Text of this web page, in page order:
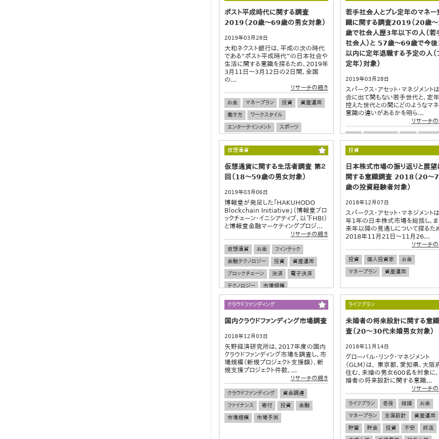
ポスト平成時代に関する調査
2019（20歳～69歳の男女対象）
2019年03月28日
大和ネクスト銀行は、平成の次の時代
である“ポスト平成時代”の日本社会や
生活に関する意識を探るため、2019年
3月11日～3月12日の2日間、全国
の...
リサーチの続き
お金 マネープラン 投資
資産運用
働き方
ワークスタイル
エンターテインメント
スポーツ
若手社会人とプレ定年のマネー
識に関する調査2019（20歳
歳で社会人歴3年以下の人（若
社会人）と 57歳～69歳で今
以内に定年退職する予定の人（
定年）対象）
2019年03月28日
スパークス・アセット・マネジメント
会に出て間もない若手世代と、定
控えた世代との間にどのようなマ
意識の違いがあるかを明ら...
リサーチ
お金 マネープラン 投資
資産運
金銭感覚
仮想通貨
仮想通貨に関する生活者調査 第２
回（18～59歳の男女対象）
2019年03月06日
博報堂が発足した「HAKUHODO
Blockchain Initiative」（博報堂ブロ
ックチェーン・イニシアティブ、以下HBI）
と博報堂金融マーケティングプロジ...
リサーチの続き
仮想通貨 お金
フィンテック
金融テクノロジー
投資
資産運用
ブロックチェーン
決済
電子決済
テクノロジー
市場規模
投資
日本株式市場の振り返りと展望
関する意識調査 2018（20～
歳の投資経験者対象）
2018年12月07日
スパークス・アセット・マネジメント
年1年の日本株式市場を総括し、ま
来年以降の見通しについて探るた
2018年11月21日～11月26...
リサーチ
投資 個人投資家
お金
マネープラン
資産運用
クラウドファンディング
国内クラウドファンディング市場調査
2018年12月03日
矢野経済研究所は、2017年度の国内
クラウドファンディング市場を調査し、市
場規模（新規プロジェクト支援額）、新
規支援プロジェクト件数、...
リサーチの続き
クラウドファンディング
資金調達
ファイナンス
寄付 投資
金融
市場規模
市場予測
ライフプラン
未婚者の将来設計に関する意
査（20～30代未婚男女対象）
2018年11月14日
グローバル・リンク・マネジメント
（GLM）は、 東京都、愛知県、大阪
住む、未婚の男女600名を対象に、
婚者の将来設計に関する意識...
リサーチ
ライフプラン 老後 結婚
お金
マネープラン
生涯設計
資産運用
貯蓄
貯金 投資 不安
終活